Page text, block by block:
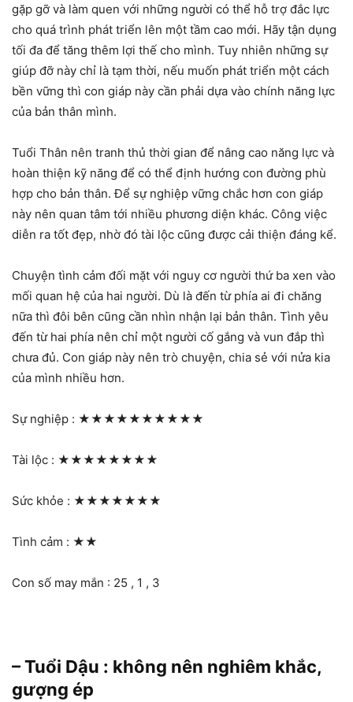
gặp gỡ và làm quen với những người có thể hỗ trợ đắc lực
cho quá trình phát triển lên một tầm cao mới. Hãy tận dụng
tối đa để tăng thêm lợi thế cho mình. Tuy nhiên những sự
giúp đỡ này chỉ là tạm thời, nếu muốn phát triển một cách
bền vững thì con giáp này cần phải dựa vào chính năng lực
của bản thân mình.
Tuổi Thân nên tranh thủ thời gian để nâng cao năng lực và
hoàn thiện kỹ năng để có thể định hướng con đường phù
hợp cho bản thân. Để sự nghiệp vững chắc hơn con giáp
này nên quan tâm tới nhiều phương diện khác. Công việc
diễn ra tốt đẹp, nhờ đó tài lộc cũng được cải thiện đáng kể.
Chuyện tình cảm đối mặt với nguy cơ người thứ ba xen vào
mối quan hệ của hai người. Dù là đến từ phía ai đi chăng
nữa thì đôi bên cũng cần nhìn nhận lại bản thân. Tình yêu
đến từ hai phía nên chỉ một người cố gắng và vun đắp thì
chưa đủ. Con giáp này nên trò chuyện, chia sẻ với nửa kia
của mình nhiều hơn.
Sự nghiệp : ★★★★★★★★★★
Tài lộc : ★★★★★★★★
Sức khỏe : ★★★★★★★
Tình cảm : ★★
Con số may mắn : 25 , 1 , 3
– Tuổi Dậu : không nên nghiêm khắc,
gượng ép